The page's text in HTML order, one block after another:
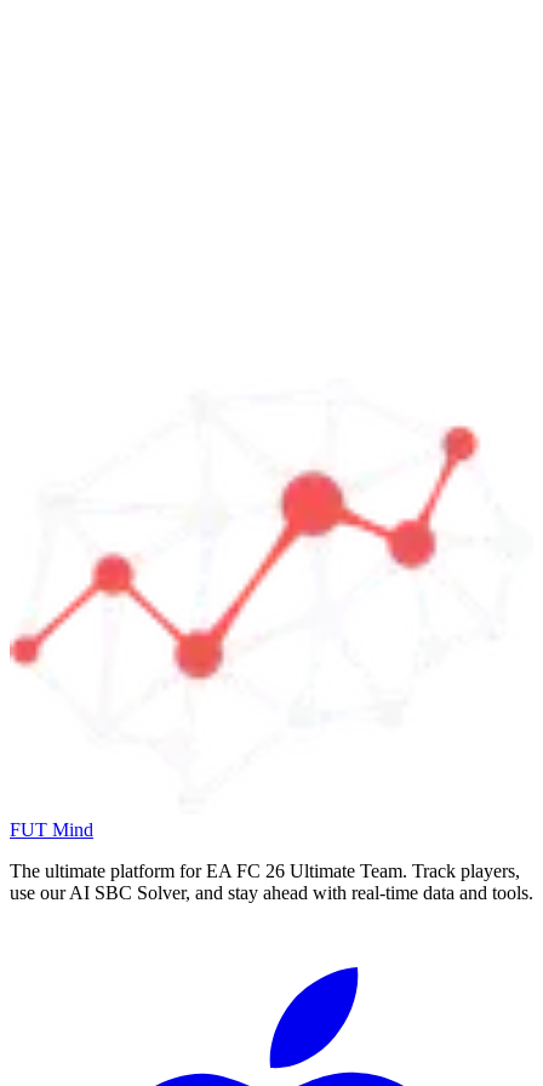
FUT Mind
The ultimate platform for EA FC 26 Ultimate Team. Track players,
use our AI SBC Solver, and stay ahead with real-time data and tools.